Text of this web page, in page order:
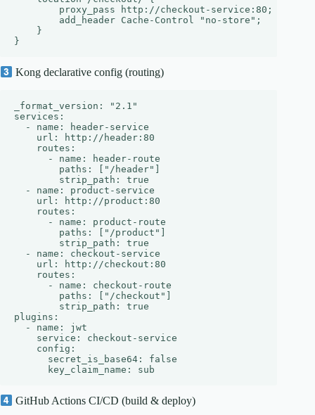
        proxy_pass http://checkout-service:80;
        add_header Cache-Control "no-store";
    }
Kong declarative config (routing)
_format_version: "2.1"
services:
  - name: header-service
    url: http://header:80
    routes:
      - name: header-route
        paths: ["/header"]
        strip_path: true
  - name: product-service
    url: http://product:80
    routes:
      - name: product-route
        paths: ["/product"]
        strip_path: true
  - name: checkout-service
    url: http://checkout:80
    routes:
      - name: checkout-route
        paths: ["/checkout"]
        strip_path: true
plugins:
  - name: jwt
    service: checkout-service
    config:
      secret_is_base64: false
GitHub Actions CI/CD (build & deploy)